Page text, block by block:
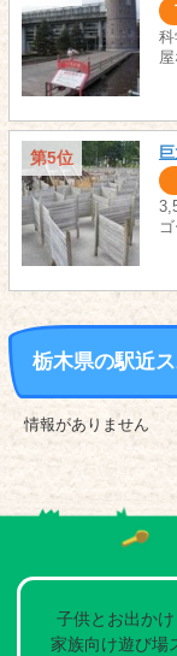
第5位
栃木県の駅近
情報がありません
子供とお出か
家族向け遊び場